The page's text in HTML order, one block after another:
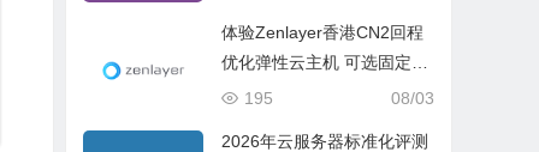
体验Zenlayer香港CN2回程
优化弹性云主机 可选固定带
宽或流量模式
08/03
195
2026年云服务器标准化评测